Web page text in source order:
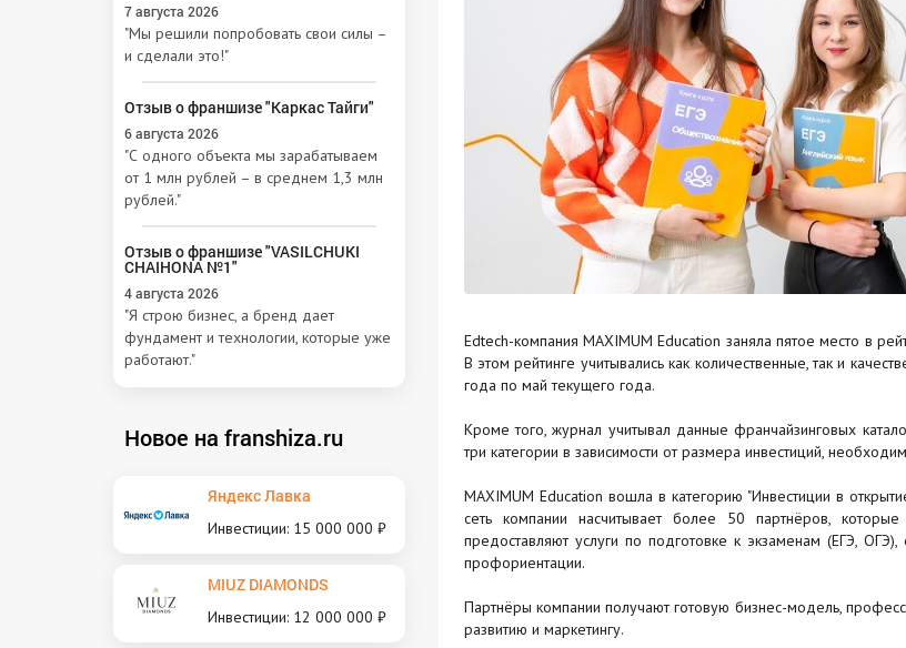
Edtech-компания MAXIMUM Education заняла пятое место в
В этом рейтинге учитывались как количественные, так и
года по май текущего года.
Кроме того, журнал учитывал данные франчайзинговых
три категории в зависимости от размера инвестиций,
MAXIMUM Education вошла в категорию "Инвестиции в
сеть компании насчитывает более 50 партнёров,
предоставляют услуги по подготовке к экзаменам (ЕГЭ,
профориентации.
Партнёры компании получают готовую бизнес-модель,
развитию и маркетингу.
7 августа 2026
"Мы решили попробовать свои силы –
и сделали это!"
Отзыв о франшизе "Каркас Тайги"
6 августа 2026
"С одного объекта мы зарабатываем
от 1 млн рублей – в среднем 1,3 млн
рублей."
Отзыв о франшизе "VASILCHUKI
CHAIHONA №1"
4 августа 2026
"Я строю бизнес, а бренд дает
фундамент и технологии, которые уже
работают."
Новое на franshiza.ru
Яндекс Лавка
Инвестиции: 15 000 000 ₽
MIUZ DIAMONDS
Инвестиции: 12 000 000 ₽